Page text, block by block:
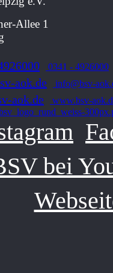
Allee 1
0341 - 4926000
aok.de info@bsv-
aok.de www.bsv-
bei